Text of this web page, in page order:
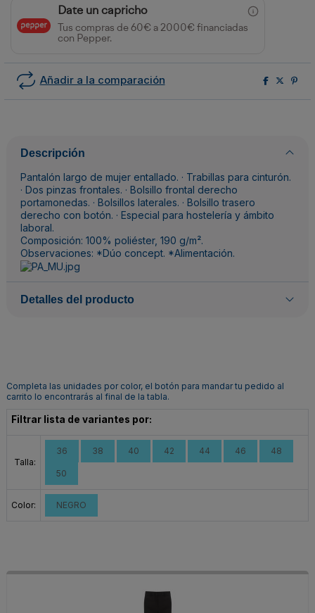
Date un capricho
Tus compras de 60€ a 2000€ financiadas
con Pepper.
Añadir a la comparación
Descripción
Pantalón largo de mujer entallado. · Trabillas para cinturón.
· Dos pinzas frontales. · Bolsillo frontal derecho
portamonedas. · Bolsillos laterales. · Bolsillo trasero
derecho con botón. · Especial para hostelería y ámbito
laboral.
Composición: 100% poliéster, 190 g/m².
Observaciones: *Dúo concept. *Alimentación.
Detalles del producto
Completa las unidades por color, el botón para mandar tu pedido al
carrito lo encontrarás al final de la tabla.
Filtrar lista de variantes por:
Talla:
36 38 40 42 44 46 48
50
Color: NEGRO